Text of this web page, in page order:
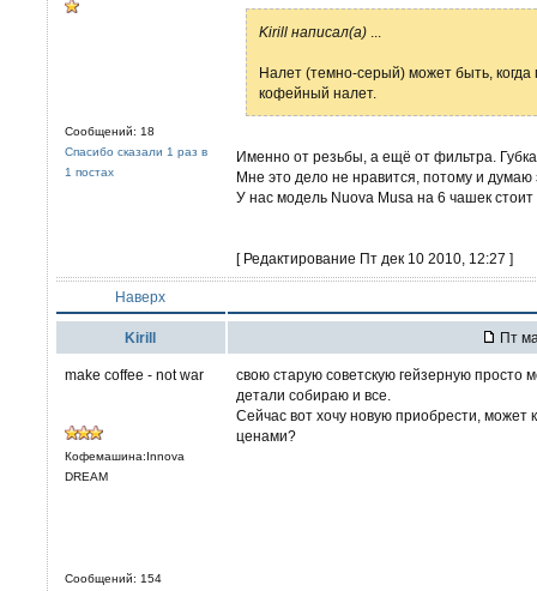
Сообщений: 18
Спасибо сказали 1 раз в
1 постах
Kirill написал(а)
Налет (темно-серый) может быть,
кофейный налет.
Именно от резьбы, а ещё от фильтра.
Мне это дело не нравится, потому и
У нас модель Nuova Musa на 6 чашек
[ Редактирование Пт дек 10 2010, 12:27 ]
Наверх
Kirill Пт
make coffee - not war
Кофемашина:Innova
DREAM
Сообщений: 154
свою старую советскую гейзерную
детали собираю и все.
Сейчас вот хочу новую приобрести, может
ценами?